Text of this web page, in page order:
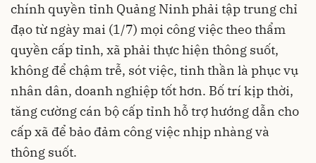
chính quyền tỉnh Quảng Ninh phải tập trung chỉ
đạo từ ngày mai (1/7) mọi công việc theo thẩm
quyền cấp tỉnh, xã phải thực hiện thông suốt,
không để chậm trễ, sót việc, tinh thần là phục vụ
nhân dân, doanh nghiệp tốt hơn. Bố trí kịp thời,
tăng cường cán bộ cấp tỉnh hỗ trợ hướng dẫn cho
cấp xã để bảo đảm công việc nhịp nhàng và
thông suốt.